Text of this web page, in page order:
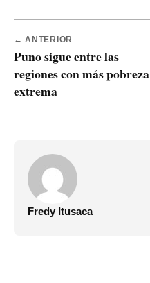
← ANTERIOR
Puno sigue entre las
regiones con más pobreza
extrema
Fredy Itusaca